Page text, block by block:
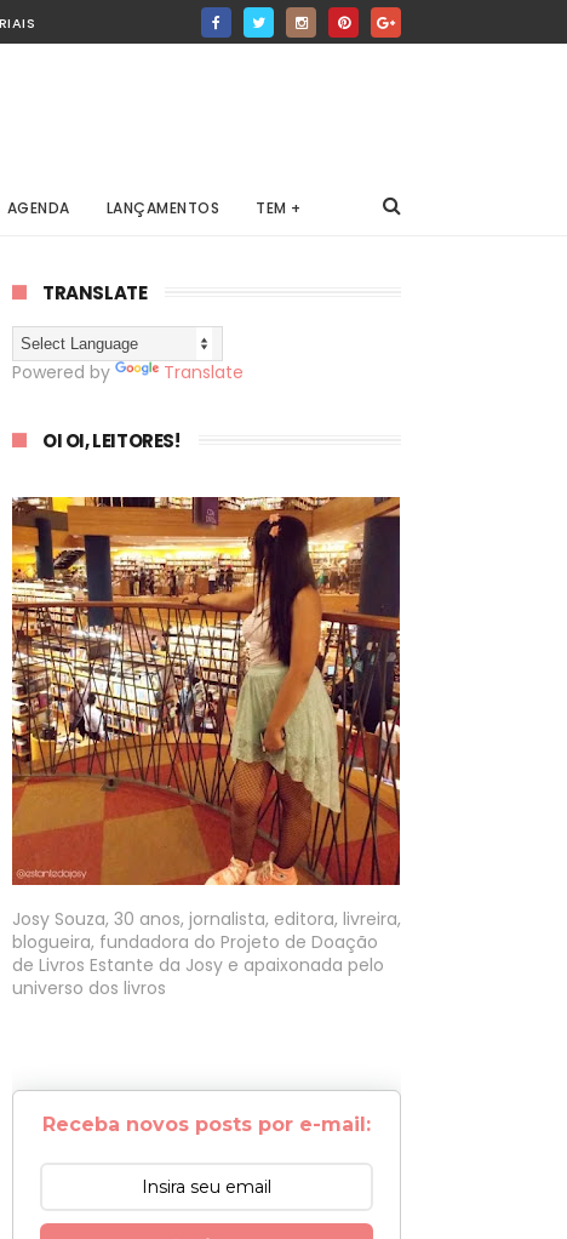
AGENDA LANÇAMENTOS TEM +
TRANSLATE
Powered by Translate
OI OI, LEITORES!
Josy Souza, 30 anos, jornalista, editora, livreira,
blogueira, fundadora do Projeto de Doação
de Livros Estante da Josy e apaixonada pelo
universo dos livros
Receba novos posts por e-mail: